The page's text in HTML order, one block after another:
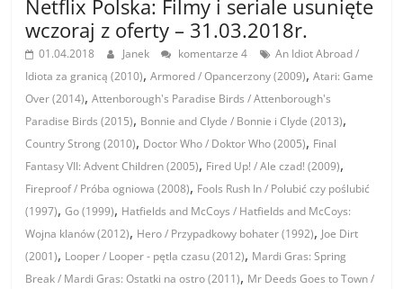
Netflix Polska: Filmy i seriale usunięte
wczoraj z oferty – 31.03.2018r.
01.04.2018 Janek komentarze 4
An Idiot Abroad /
Idiota za granicą (2010),Armored / Opancerzony (2009),Atari: Game
Over (2014),Attenborough's Paradise Birds / Attenborough's
Paradise Birds (2015), Bonnie and Clyde / Bonnie i Clyde (2013),
Country Strong (2010), Doctor Who / Doktor Who (2005), Final
Fantasy VII: Advent Children (2005), Fired Up! / Ale czad! (2009),
Fireproof / Próba ogniowa (2008), Fools Rush In / Polubić czy poślubić
(1997),Go (1999), Hatfields and McCoys / Hatfields and McCoys:
Wojna klanów (2012), Hero / Przypadkowy bohater (1992), Joe Dirt
(2001), Looper / Looper - pętla czasu (2012), Mardi Gras: Spring
Break / Mardi Gras: Ostatki na ostro (2011), Mr Deeds Goes to Town /